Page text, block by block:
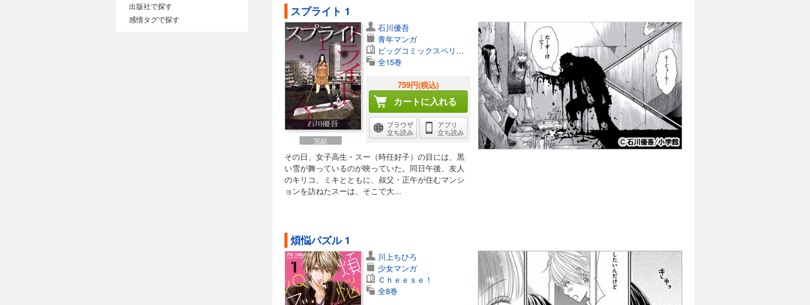
出版社で探す
感情タグで探す
スプライト 1
完結
石川優吾
青年マンガ
ビッグコミックスペリオール
全15巻
759円(税込)
カートに入れる
アプリ
立ち読み
ブラウザ
立ち読み
その日、女子高生・スー（時任好子）の目には、黒
い雪が舞っているのが映っていた。同日午後、友人
のキリコ、ミキとともに、叔父・正午が住むマンシ
ョンを訪ねたスーは、そこで大...
煩悩パズル 1
川上ちひろ
少女マンガ
Ｃｈｅｅｓｅ！
全8巻